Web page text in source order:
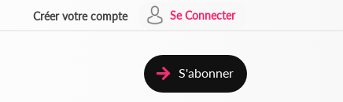
Créer votre compte Se Connecter
S'abonner